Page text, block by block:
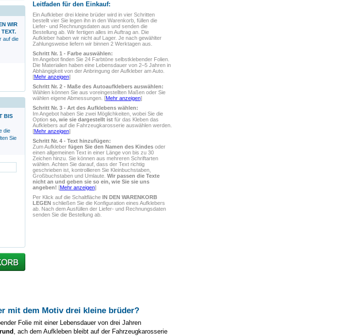
Leitfaden für den Einkauf:
Ein Aufkleber drei kleine brüderwird in vier Schritten
bestellt vier Sie legen ihn in den Warenkorb, füllen die
Liefer- und Rechnungsdaten aus und senden die
Bestellung ab. Wir fertigen alles im Auftrag an. Die
Aufkleber haben wir nicht auf Lager. Je nach gewählter
Zahlungsweise liefern wir binnen 2 Werktagen aus.
Schritt Nr. 1 - Farbe auswählen:
Im Angebot finden Sie 24 Farbtöne selbstklebender Folien.
Die Materialien haben eine Lebensdauer von 2–5 Jahren in
Abhängigkeit von der Anbringung der Aufkleber am Auto.
[Mehr anzeigen]
Schritt Nr. 2 - Maße des Autoaufklebers auswählen:
Wählen können Sie aus voreingestellten Maßen oder Sie
wählen eigene Abmessungen. [Mehr anzeigen]
Schritt Nr. 3 - Art des Aufklebens wählen:
Im Angebot haben Sie zwei Möglichkeiten, wobei Sie die
Option so, wie sie dargestellt istfür das Kleben das
Aufklebers auf die Fahrzeugkarosserie auswählen werden.
[Mehr anzeigen]
Schritt Nr. 4 - Text hinzufügen:
Zum Aufkleber fügen Sie den Namen des Kindesoder
einen allgemeinen Text in einer Länge von bis zu 30
Zeichen hinzu. Sie können aus mehreren Schriftarten
wählen. Achten Sie darauf, dass der Text richtig
geschrieben ist, kontrollieren Sie Kleinbuchstaben,
Großbuchstaben und Umlaute. Wir passen die Texte
nicht an und geben sie so ein, wie Sie sie uns
angeben! [Mehr anzeigen]
Per Klick auf die Schaltfläche IN DEN WARENKORB
LEGENschließen Sie die Konfiguration eines Aufklebers
ab. Nach dem Ausfüllen der Liefer- und Rechnungsdaten
senden Sie die Bestellung ab.
WIR
auf die
BIS
die
Sie
mit dem Motiv drei kleine brüder?
Folie mit einer Lebensdauer von drei Jahren
, ach dem Aufkleben bleibt auf der Fahrzeugkarosserie